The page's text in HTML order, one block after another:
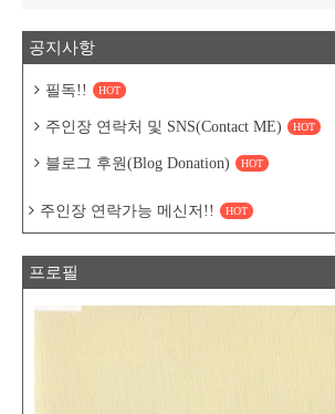
공지사항
필독!! HOT
주인장 연락처 및 SNS(Contact ME) HOT
블로그 후원(Blog Donation) HOT
주인장 연락가능 메신저!! HOT
프로필